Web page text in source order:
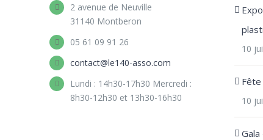
2 avenue de Neuville
31140 Montberon
05 61 09 91 26
contact@le140-asso.com
Lundi : 14h30-17h30 Mercredi :
8h30-12h30 et 13h30-16h30
10
10